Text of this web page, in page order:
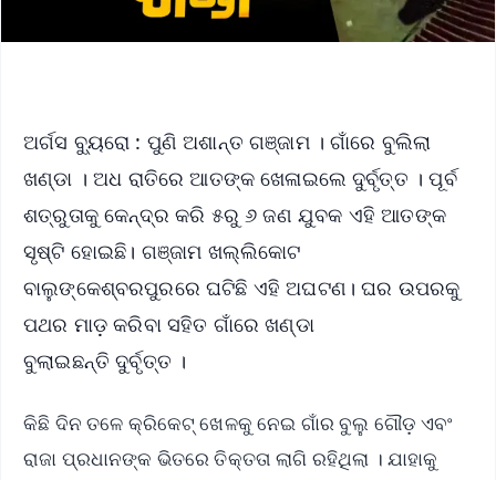
ଅର୍ଗସ ବ୍ୟୁରୋ : ପୁଣି ଅଶାନ୍ତ ଗଞ୍ଜାମ । ଗାଁରେ ବୁଲିଲା
ଖଣ୍ଡା । ଅଧ ରାତିରେ ଆତଙ୍କ ଖେଳାଇଲେ ଦୁର୍ବୃତ୍ତ । ପୂର୍ବ
ଶତ୍ରୁତାକୁ କେନ୍ଦ୍ର କରି ୫ରୁ ୬ ଜଣ ଯୁବକ ଏହି ଆତଙ୍କ
ସୃଷ୍ଟି ହୋଇଛି। ଗଞ୍ଜାମ ଖଲ୍ଲିକୋଟ
ବାଲୁଙ୍କେଶ୍ବରପୁରରେ ଘଟିଛି ଏହି ଅଘଟଣ। ଘର ଉପରକୁ
ପଥର ମାଡ଼ କରିବା ସହିତ ଗାଁରେ ଖଣ୍ଡା
ବୁଲାଇଛନ୍ତି ଦୁର୍ବୃତ୍ତ ।
କିଛି ଦିନ ତଳେ କ୍ରିକେଟ୍ ଖେଳକୁ ନେଇ ଗାଁର ବୁଲୁ ଗୌଡ଼ ଏବଂ
ରାଜା ପ୍ରଧାନଙ୍କ ଭିତରେ ତିକ୍ତତା ଲାଗି ରହିଥିଲା । ଯାହାକୁ